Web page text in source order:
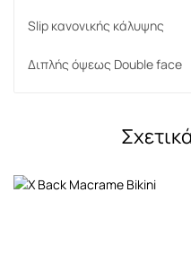
Slip κανονικής κάλυψης
Διπλής όψεως Double face